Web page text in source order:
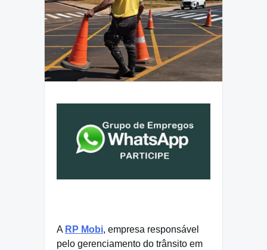
A RP Mobi, empresa responsável
pelo gerenciamento do trânsito em